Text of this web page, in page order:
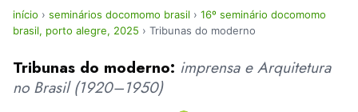
início › seminários docomomo brasil › 16º seminário docomomo
brasil, porto alegre, 2025 › Tribunas do moderno
Tribunas do moderno: imprensa e Arquitetura
no Brasil (1920–1950)